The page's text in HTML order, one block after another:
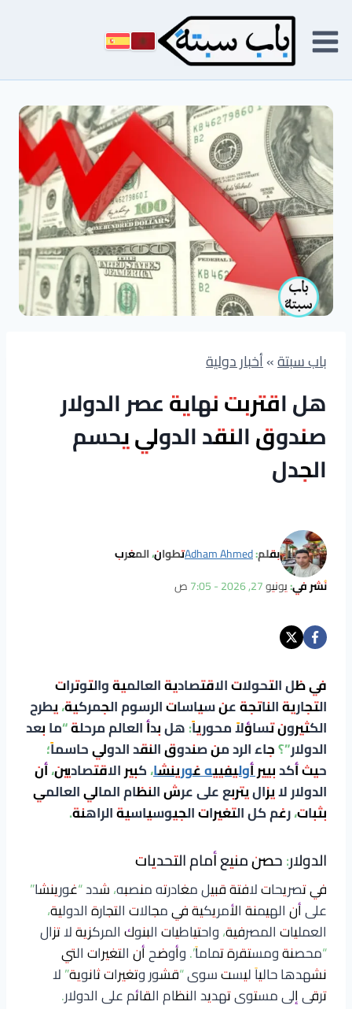
إلى
المحتوى
باب سبتة»أخبار دولية
هل اقتربت نهاية عصر الدولار
صندوق النقد الدولي يحسم
الجدل
بقلم:Adham Ahmedتطوان، المغرب
نُشر في:يونيو 27, 2026 - 7:05 ص
في ظل التحولات الاقتصادية العالمية والتوترات
التجارية الناتجة عن سياسات الرسوم الجمركية، يطرح
الكثيرون تساؤلاً محورياً: هل بدأ العالم مرحلة “ما بعد
الدولار”؟ جاء الرد من صندوق النقد الدولي حاسماً؛
حيث أكدبيير أوليفييه غورينشا، كبير الاقتصاديين، أن
الدولار لا يزال يتربع على عرش النظام المالي العالمي
بثبات، رغم كل التغيرات الجيوسياسية الراهنة.
الدولار: حصن منيع أمام التحديات
في تصريحات لافتة قبيل مغادرته منصبه، شدد “غورينشا”
على أن الهيمنة الأمريكية في مجالات التجارة الدولية،
العمليات المصرفية، واحتياطيات البنوك المركزية لا تزال
“محصنة ومستقرة تماماً”. وأوضح أن التغيرات التي
نشهدها حالياً ليست سوى “قشور وتغيرات ثانوية” لا
ترقى إلى مستوى تهديد النظام القائم على الدولار.